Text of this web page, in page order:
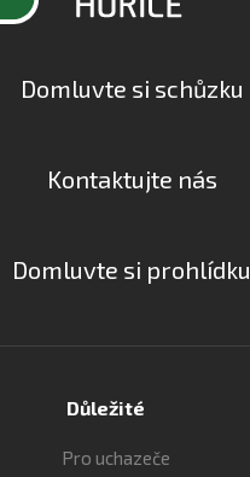
Domluvte si schůzku
Kontaktujte nás
Domluvte si prohlídku
Důležité
Pro uchazeče